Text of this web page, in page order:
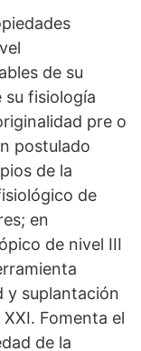
de su
su fisiología
pre o
postulado
de la
de
en
de nivel III
y suplantación
Fomenta el
de la